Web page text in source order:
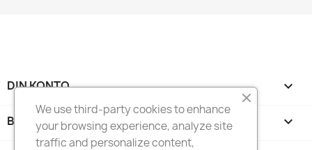
DIN KONTO 
BUTIKKINFORMASJON keyboard_arrow_down
We use third-party cookies to enhance
your browsing experience, analyze site
traffic and personalize content,